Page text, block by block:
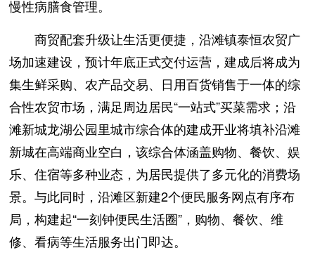
慢性病膳食管理。
商贸配套升级让生活更便捷，沿滩镇泰恒农贸广
场加速建设，预计年底正式交付运营，建成后将成为
集生鲜采购、农产品交易、日用百货销售于一体的综
合性农贸市场，满足周边居民“一站式”买菜需求；沿
滩新城龙湖公园里城市综合体的建成开业将填补沿滩
新城在高端商业空白，该综合体涵盖购物、餐饮、娱
乐、住宿等多种业态，为居民提供了多元化的消费场
景。与此同时，沿滩区新建2个便民服务网点有序布
局，构建起“一刻钟便民生活圈”，购物、餐饮、维
修、看病等生活服务出门即达。